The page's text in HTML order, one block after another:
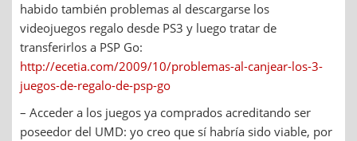
habido también problemas al descargarse los
videojuegos regalo desde PS3 y luego tratar de
transferirlos a PSP Go:
http://ecetia.com/2009/10/problemas-al-canjear-los-3-
juegos-de-regalo-de-psp-go
– Acceder a los juegos ya comprados acreditando ser
poseedor del UMD: yo creo que sí habría sido viable, por